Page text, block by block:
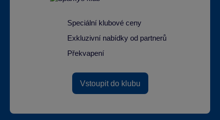
Speciální klubové ceny
Exkluzivní nabídky od partnerů
Překvapení
Vstoupit do klubu